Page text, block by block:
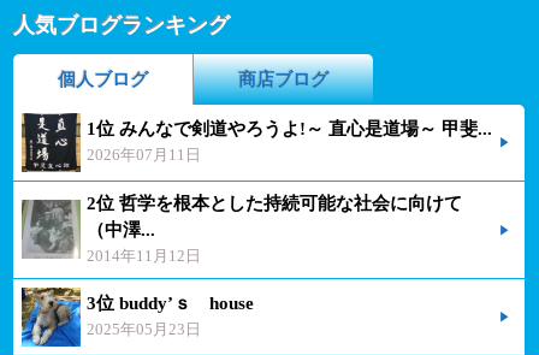
人気ブログランキング
個人ブログ 商店ブログ
1位 みんなで剣道やろうよ!～ 直心是道場～ 甲斐...
2026年07月11日
2位 哲学を根本とした持続可能な社会に向けて
（中澤...
2014年11月12日
3位 buddy’ｓ house
2025年05月23日